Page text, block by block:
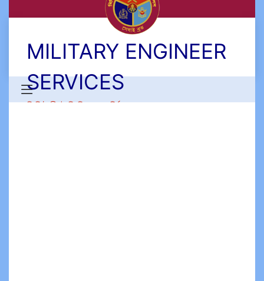
MILITARY ENGINEER
SERVICES
মিলিটারী ইঞ্জিনিয়ার সার্ভিসেস